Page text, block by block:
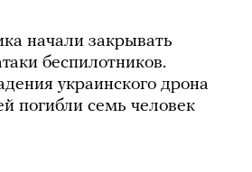
начали закрывать
беспилотников.
украинского дрона
погибли семь человек